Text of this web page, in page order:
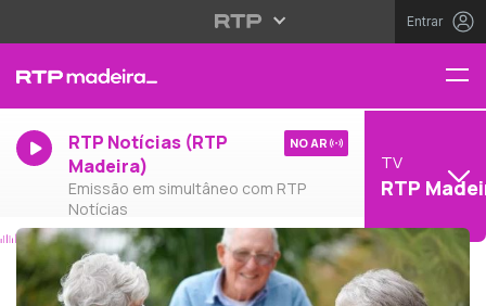
Entrar
RTP Notícias (RTP
Madeira)
Emissão em simultâneo com RTP
Notícias
NO AR
TV
RTP